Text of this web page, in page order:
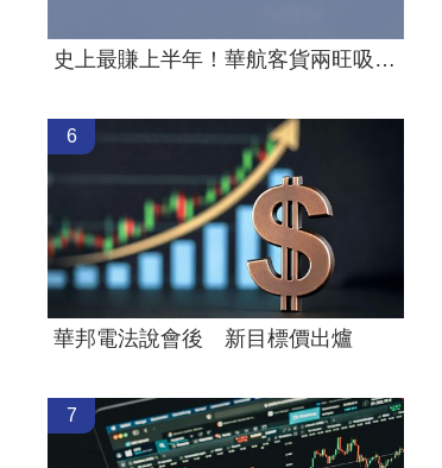
史上最賺上半年！華航客貨兩旺吸金千億
6
華邦電法說會後 新目標價出爐
7